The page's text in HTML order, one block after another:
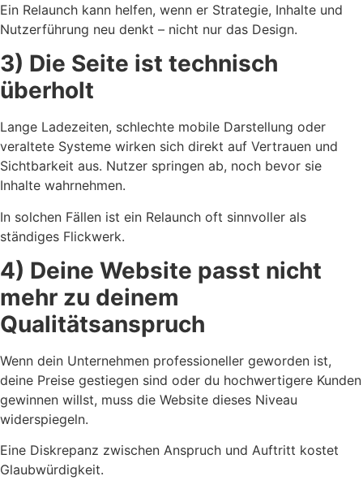
Ein Relaunch kann helfen, wenn er Strategie, Inhalte und
Nutzerführung neu denkt – nicht nur das Design.
3) Die Seite ist technisch
überholt
Lange Ladezeiten, schlechte mobile Darstellung oder
veraltete Systeme wirken sich direkt auf Vertrauen und
Sichtbarkeit aus. Nutzer springen ab, noch bevor sie
Inhalte wahrnehmen.
In solchen Fällen ist ein Relaunch oft sinnvoller als
ständiges Flickwerk.
4) Deine Website passt nicht
mehr zu deinem
Qualitätsanspruch
Wenn dein Unternehmen professioneller geworden ist,
deine Preise gestiegen sind oder du hochwertigere Kunden
gewinnen willst, muss die Website dieses Niveau
widerspiegeln.
Eine Diskrepanz zwischen Anspruch und Auftritt kostet
Glaubwürdigkeit.